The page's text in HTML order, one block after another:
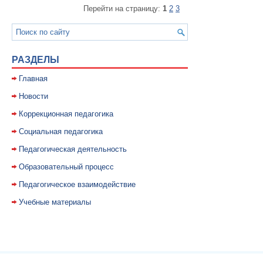
Перейти на страницу: 1 2 3
РАЗДЕЛЫ
Главная
Новости
Коррекционная педагогика
Социальная педагогика
Педагогическая деятельность
Образовательный процесс
Педагогическое взаимодействие
Учебные материалы